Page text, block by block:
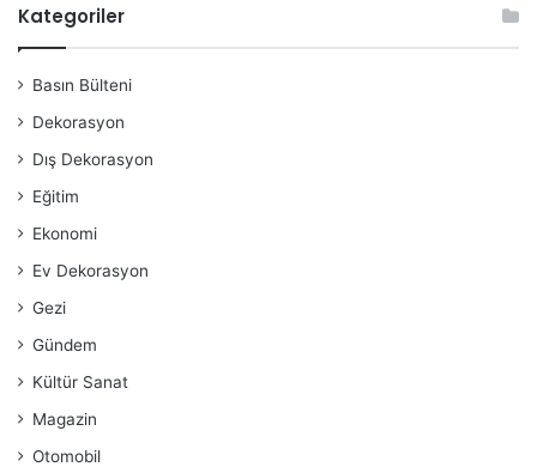
Kategoriler
Basın Bülteni
Dekorasyon
Dış Dekorasyon
Eğitim
Ekonomi
Ev Dekorasyon
Gezi
Gündem
Kültür Sanat
Magazin
Otomobil